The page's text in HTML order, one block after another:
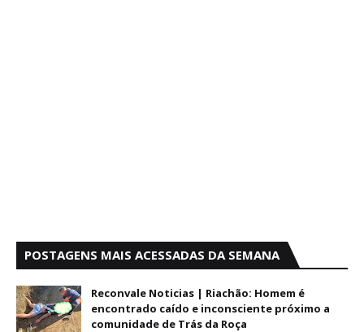
POSTAGENS MAIS ACESSADAS DA SEMANA
Reconvale Noticias | Riachão: Homem é
encontrado caído e inconsciente próximo a
comunidade de Trás da Roça